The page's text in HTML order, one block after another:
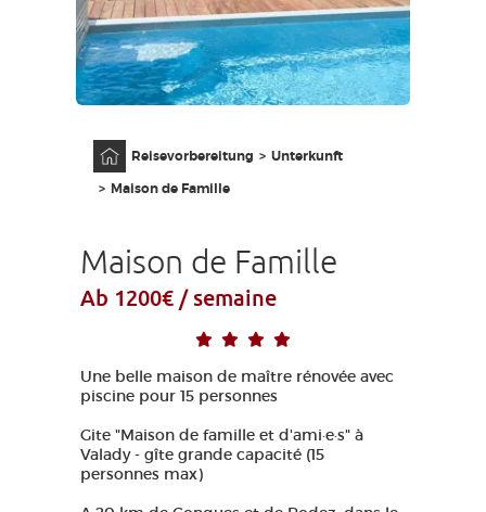
DE
Reisevorbereitung
Unterkunft
Maison de Famille
Maison de Famille
Ab 1200€ / semaine
Une belle maison de maître rénovée avec
piscine pour 15 personnes
Gite "Maison de famille et d'ami·e·s" à
Valady - gîte grande capacité (15
personnes max)